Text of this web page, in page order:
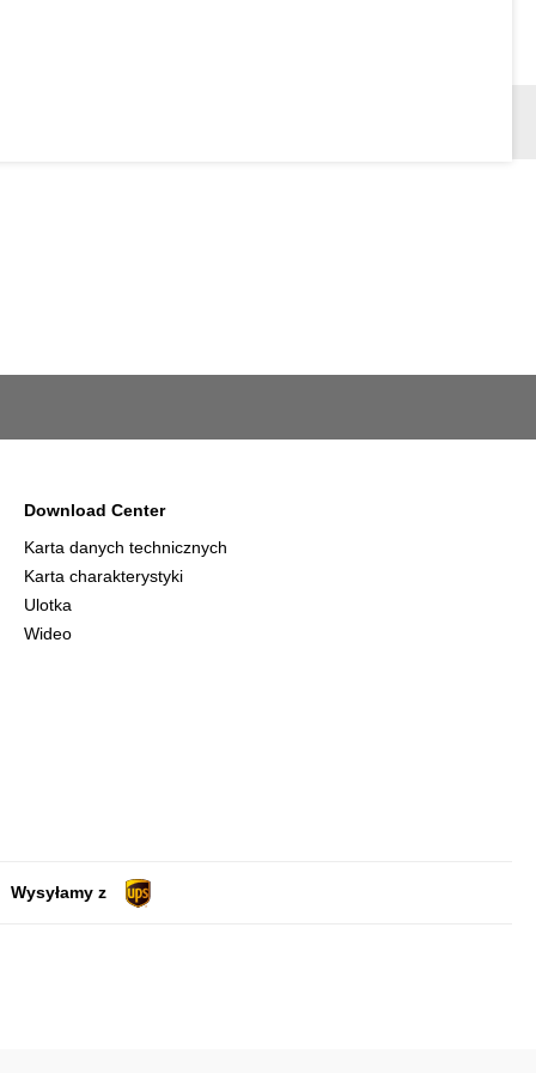
Download Center
Karta danych technicznych
Karta charakterystyki
Ulotka
Wideo
Wysyłamy z